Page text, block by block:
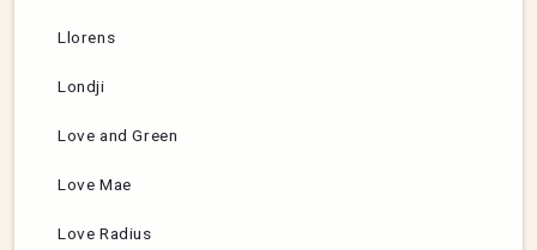
Llorens
Londji
Love and Green
Love Mae
Love Radius